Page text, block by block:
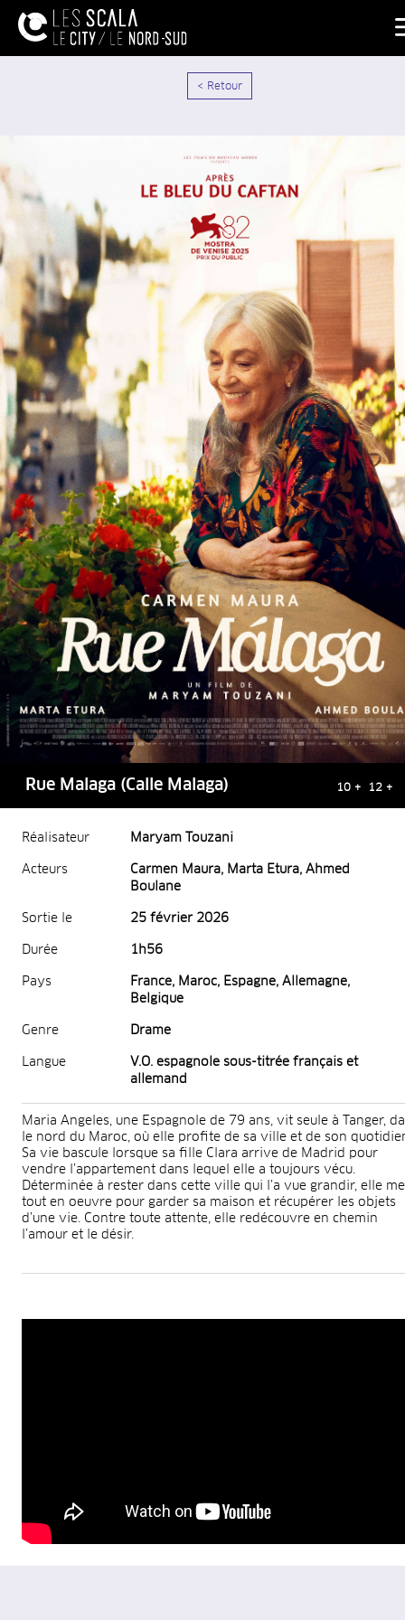
< Retour
Rue Malaga (Calle Malaga) 10 + 12 +
Réalisateur Maryam Touzani
Acteurs
Carmen Maura, Marta Etura, Ahmed
Boulane
Sortie le 25 février 2026
Durée 1h56
Pays
France, Maroc, Espagne, Allemagne,
Belgique
Genre Drame
Langue
V.O. espagnole sous-titrée français et
allemand
Maria Angeles, une Espagnole de 79 ans, vit seule à Tanger,
le nord du Maroc, où elle profite de sa ville et de son
Sa vie bascule lorsque sa fille Clara arrive de Madrid pour
vendre l’appartement dans lequel elle a toujours vécu.
Déterminée à rester dans cette ville qui l’a vue grandir, elle
tout en oeuvre pour garder sa maison et récupérer les objets
d’une vie. Contre toute attente, elle redécouvre en chemin
l’amour et le désir.